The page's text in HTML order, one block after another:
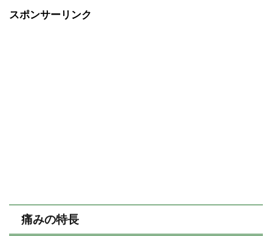
スポンサーリンク
痛みの特長